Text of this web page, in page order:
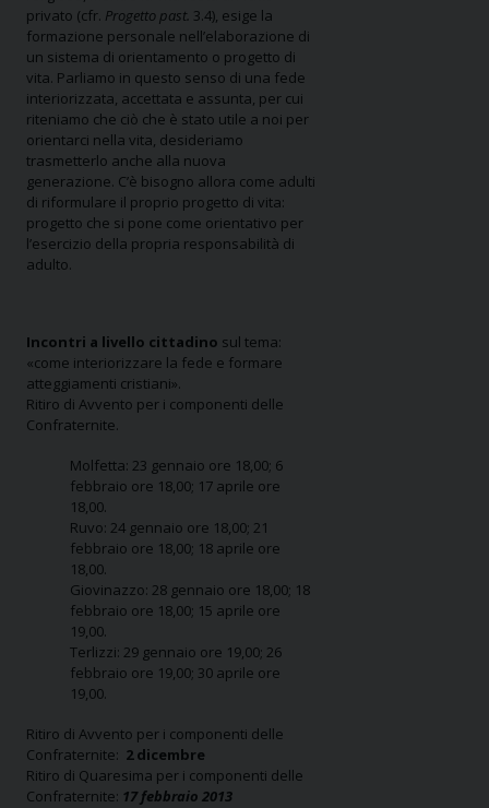
privato (cfr. Progetto past. 3.4), esige la
formazione personale nell’elaborazione di
un sistema di orientamento o progetto di
vita. Parliamo in questo senso di una fede
interiorizzata, accettata e assunta, per cui
riteniamo che ciò che è stato utile a noi per
orientarci nella vita, desideriamo
trasmetterlo anche alla nuova
generazione. C’è bisogno allora come adulti
di riformulare il proprio progetto di vita:
progetto che si pone come orientativo per
l’esercizio della propria responsabilità di
adulto.
Incontri a livello cittadino sul tema:
«come interiorizzare la fede e formare
atteggiamenti cristiani».
Ritiro di Avvento per i componenti delle
Confraternite.
Molfetta: 23 gennaio ore 18,00; 6
febbraio ore 18,00; 17 aprile ore
18,00.
Ruvo: 24 gennaio ore 18,00; 21
febbraio ore 18,00; 18 aprile ore
18,00.
Giovinazzo: 28 gennaio ore 18,00; 18
febbraio ore 18,00; 15 aprile ore
19,00.
Terlizzi: 29 gennaio ore 19,00; 26
febbraio ore 19,00; 30 aprile ore
19,00.
Ritiro di Avvento per i componenti delle
Confraternite: 2 dicembre
Ritiro di Quaresima per i componenti delle
Confraternite: 17 febbraio 2013